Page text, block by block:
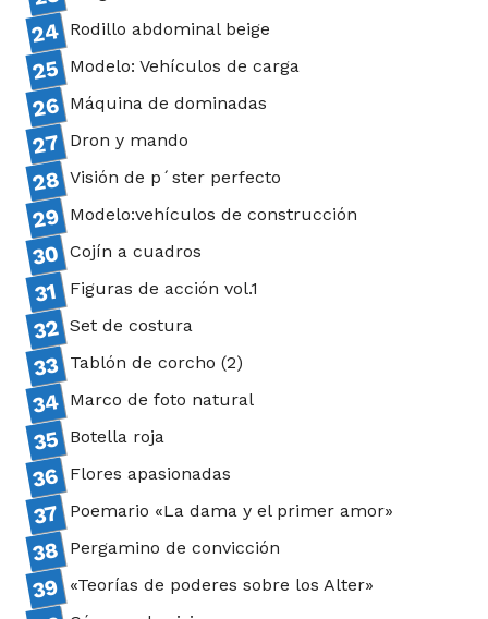
Rodillo abdominal beige
Modelo: Vehículos de carga
Máquina de dominadas
Dron y mando
Visión de p´ster perfecto
Modelo:vehículos de construcción
Cojín a cuadros
Figuras de acción vol.1
Set de costura
Tablón de corcho (2)
Marco de foto natural
Botella roja
Flores apasionadas
Poemario «La dama y el primer amor»
Pergamino de convicción
«Teorías de poderes sobre los Alter»